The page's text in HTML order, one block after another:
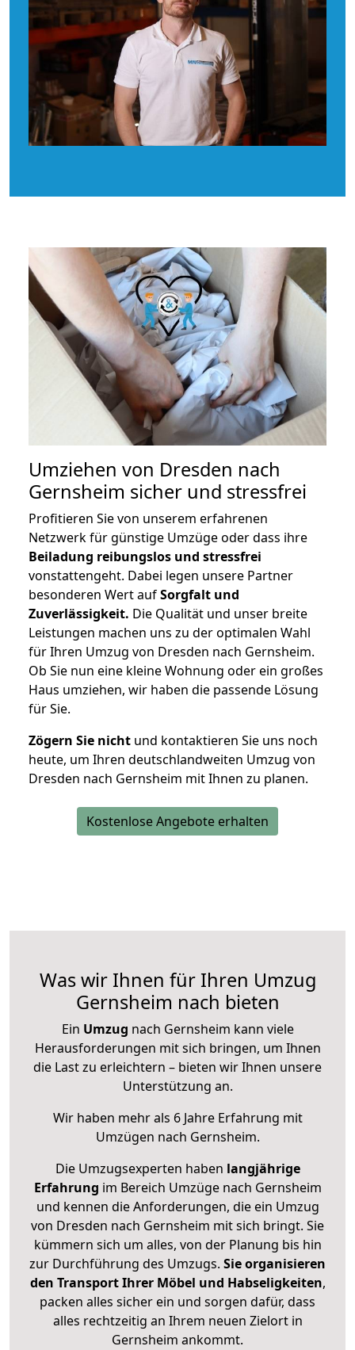
Umziehen von Dresden nach
Gernsheim sicher und stressfrei
Profitieren Sie von unserem erfahrenen
Netzwerk für günstige Umzüge oder dass ihre
Beiladung reibungslos und stressfrei
vonstattengeht. Dabei legen unsere Partner
besonderen Wert aufSorgfalt und
Zuverlässigkeit. Die Qualität und unser breite
Leistungen machen uns zu der optimalen Wahl
für Ihren Umzug von Dresden nach Gernsheim.
Ob Sie nun eine kleine Wohnung oder ein großes
Haus umziehen, wir haben die passende Lösung
für Sie.
Zögern Sie nicht und kontaktieren Sie uns noch
heute, um Ihren deutschlandweiten Umzug von
Dresden nach Gernsheim mit Ihnen zu planen.
Kostenlose Angebote erhalten
Was wir Ihnen für Ihren Umzug
Gernsheim nach bieten
Ein Umzug nach Gernsheim kann viele
Herausforderungen mit sich bringen, um Ihnen
die Last zu erleichtern – bieten wir Ihnen unsere
Unterstützung an.
Wir haben mehr als 6 Jahre Erfahrung mit
Umzügen nach Gernsheim.
Die Umzugsexperten haben langjährige
Erfahrung im Bereich Umzüge nach Gernsheim
und kennen die Anforderungen, die ein Umzug
von Dresden nach Gernsheim mit sich bringt. Sie
kümmern sich um alles, von der Planung bis hin
zur Durchführung des Umzugs. Sie organisieren
den Transport Ihrer Möbel und Habseligkeiten,
packen alles sicher ein und sorgen dafür, dass
alles rechtzeitig an Ihrem neuen Zielort in
Gernsheim ankommt.